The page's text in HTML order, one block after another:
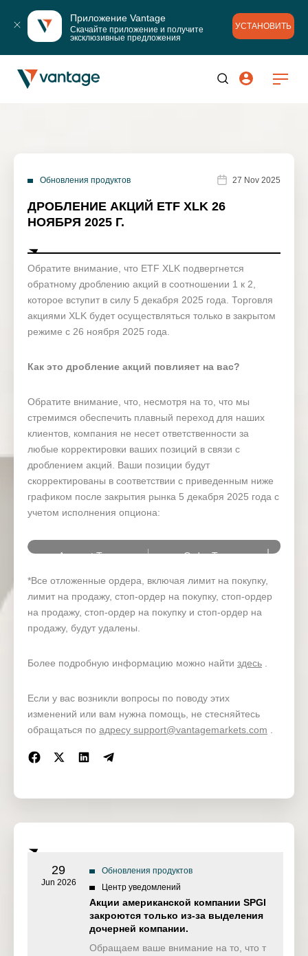
Приложение Vantage
Скачайте приложение и получите
эксклюзивные предложения
УСТАНОВИТЬ
Обновления продуктов 27 Nov 2025
ДРОБЛЕНИЕ АКЦИЙ ETF XLK 26
НОЯБРЯ 2025 Г.
Обратите внимание, что ETF XLK подвергнется
обратному дроблению акций в соотношении 1 к 2,
которое вступит в силу 5 декабря 2025 года. Торговля
акциями XLK будет осуществляться только в закрытом
режиме с 26 ноября 2025 года.
Как это дробление акций повлияет на вас?
Обратите внимание, что, несмотря на то, что мы
стремимся обеспечить плавный переход для наших
клиентов, компания не несет ответственности за
любые корректировки ваших позиций в связи с
дроблением акций. Ваши позиции будут
скорректированы в соответствии с приведенным ниже
графиком после закрытия рынка 5 декабря 2025 года с
учетом исполнения опциона:
Account Type Order Type
Live
Open positions
Stop loss / take profit
Pending orders*
Open positions
*Все отложенные ордера, включая лимит на покупку,
лимит на продажу, стоп-ордер на покупку, стоп-ордер
на продажу, стоп-ордер на покупку и стоп-ордер на
продажу, будут удалены.
Более подробную информацию можно найти здесь
Если у вас возникли вопросы по поводу этих
изменений или вам нужна помощь, не стесняйтесь
обращаться по адресу support@vantagemarkets.com
29
Jun 2026
Обновления продуктов
Центр уведомлений
Акции американской компании SPGI
закроются только из-за выделения
дочерней компании.
Обращаем ваше внимание на то, что т